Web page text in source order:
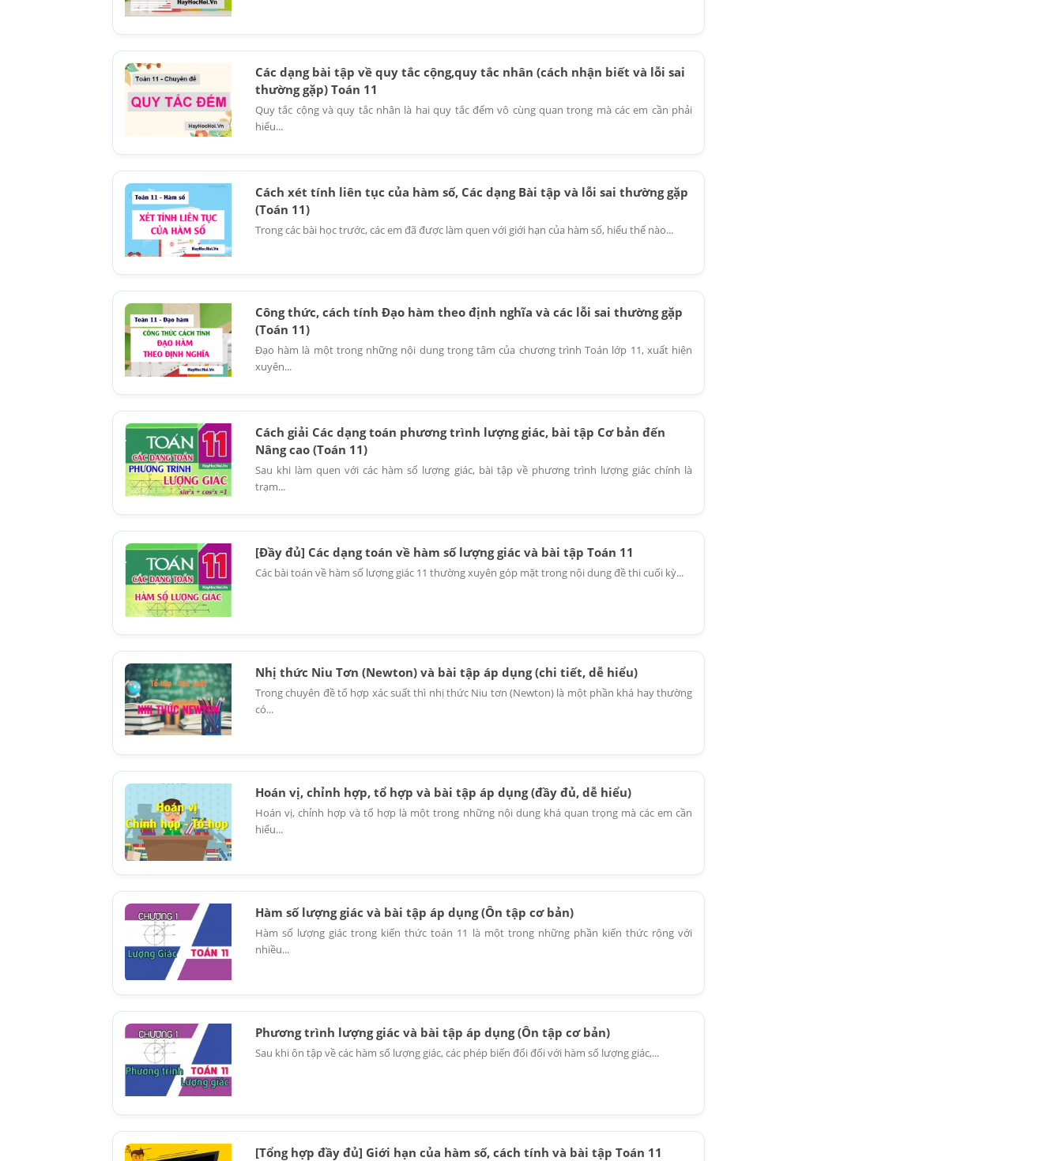
Các dạng bài tập về quy tắc cộng,quy tắc nhân (cách nhận biết và lỗi sai
thường gặp) Toán 11
Quy tắc cộng và quy tắc nhân là hai quy tắc đếm vô cùng quan trọng mà các em cần phải
hiểu...
Cách xét tính liên tục của hàm số, Các dạng Bài tập và lỗi sai thường gặp
(Toán 11)
Trong các bài học trước, các em đã được làm quen với giới hạn của hàm số, hiểu thế nào...
Công thức, cách tính Đạo hàm theo định nghĩa và các lỗi sai thường gặp
(Toán 11)
Đạo hàm là một trong những nội dung trọng tâm của chương trình Toán lớp 11, xuất hiện
xuyên...
Cách giải Các dạng toán phương trình lượng giác, bài tập Cơ bản đến
Nâng cao (Toán 11)
Sau khi làm quen với các hàm số lượng giác, bài tập về phương trình lượng giác chính là
trạm...
[Đầy đủ] Các dạng toán về hàm số lượng giác và bài tập Toán 11
Các bài toán về hàm số lượng giác 11 thường xuyên góp mặt trong nội dung đề thi cuối kỳ...
Nhị thức Niu Tơn (Newton) và bài tập áp dụng (chi tiết, dễ hiểu)
Trong chuyên đề tổ hợp xác suất thì nhị thức Niu tơn (Newton) là một phần khá hay thường
có...
Hoán vị, chỉnh hợp, tổ hợp và bài tập áp dụng (đầy đủ, dễ hiểu)
Hoán vị, chỉnh hợp và tổ hợp là một trong những nội dung khá quan trọng mà các em cần
hiểu...
Hàm số lượng giác và bài tập áp dụng (Ôn tập cơ bản)
Hàm số lượng giác trong kiến thức toán 11 là một trong những phần kiến thức rộng với
nhiều...
Phương trình lượng giác và bài tập áp dụng (Ôn tập cơ bản)
Sau khi ôn tập về các hàm số lượng giác, các phép biến đổi đối với hàm số lượng giác,...
[Tổng hợp đầy đủ] Giới hạn của hàm số, cách tính và bài tập Toán 11